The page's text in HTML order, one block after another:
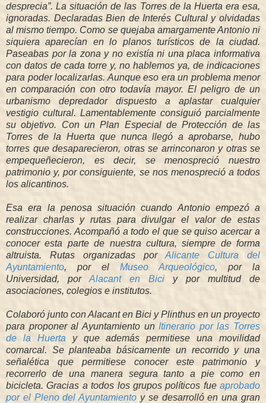
desprecia”. La situación de las Torres de la Huerta era esa,
ignoradas. Declaradas Bien de Interés Cultural y olvidadas
al mismo tiempo. Como se quejaba amargamente Antonio ni
siquiera aparecían en lo planos turísticos de la ciudad.
Paseabas por la zona y no existía ni una placa informativa
con datos de cada torre y, no hablemos ya, de indicaciones
para poder localizarlas. Aunque eso era un problema menor
en comparación con otro todavía mayor. El peligro de un
urbanismo depredador dispuesto a aplastar cualquier
vestigio cultural. Lamentablemente consiguió parcialmente
su objetivo. Con un Plan Especial de Protección de las
Torres de la Huerta que nunca llegó a aprobarse, hubo
torres que desaparecieron, otras se arrinconaron y otras se
empequeñecieron, es decir, se menospreció nuestro
patrimonio y, por consiguiente, se nos menospreció a todos
los alicantinos.
Esa era la penosa situación cuando Antonio empezó a
realizar charlas y rutas para divulgar el valor de estas
construcciones. Acompañó a todo el que se quiso acercar a
conocer esta parte de nuestra cultura, siempre de forma
altruista. Rutas organizadas por Alicante Cultura del
Ayuntamiento, por el Museo Arqueológico, por la
Universidad, por Alacant en Bici y por multitud de
asociaciones, colegios e institutos.
Colaboró junto con Alacant en Bici y Plinthus en un proyecto
para proponer al Ayuntamiento un Itinerario por las Torres
de la Huerta y que además permitiese una movilidad
comarcal. Se planteaba básicamente un recorrido y una
señalética que permitiese conocer este patrimonio y
recorrerlo de una manera segura tanto a pie como en
bicicleta. Gracias a todos los grupos políticos fue aprobado
por el Pleno del Ayuntamiento y se desarrolló en una gran